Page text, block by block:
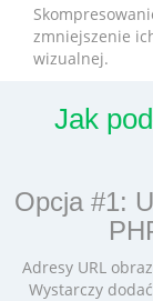
zmniejszenie
wizualnej.
Jak
Opcja #1:
Adresy URL
Wystarczy